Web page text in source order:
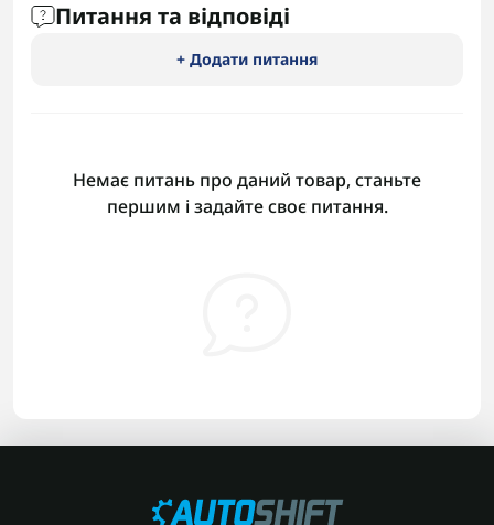
Питання та відповіді
+ Додати питання
Немає питань про даний товар, станьте
першим і задайте своє питання.